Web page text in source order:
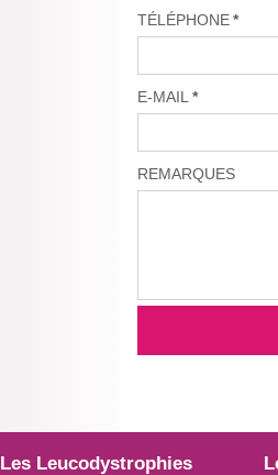
TÉLÉPHONE*
E-MAIL *
REMARQUES
Les Leucodystrophies